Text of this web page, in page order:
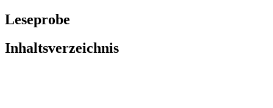
Leseprobe
Inhaltsverzeichnis